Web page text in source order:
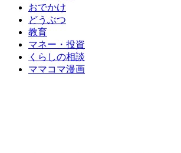
おでかけ
どうぶつ
教育
マネー・投資
くらしの相談
ママコマ漫画